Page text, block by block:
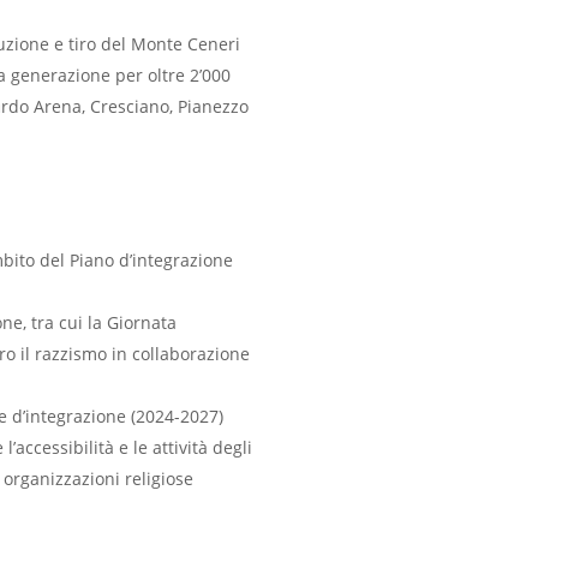
e tiro del Monte Ceneri
per oltre 2’000
Arena, Cresciano, Pianezzo
del Piano d’integrazione
tra cui la Giornata
il razzismo in collaborazione
(2024-2027)
e le attività degli
religiose